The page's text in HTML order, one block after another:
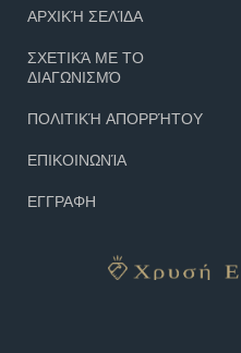
ΑΡΧΙΚΉ ΣΕΛΊΔΑ
ΣΧΕΤΙΚΆ ΜΕ ΤΟ
ΔΙΑΓΩΝΙΣΜΌ
ΠΟΛΙΤΙΚΉ ΑΠΟΡΡΉΤΟΥ
ΕΠΙΚΟΙΝΩΝΊΑ
ΕΓΓΡΑΦΗ